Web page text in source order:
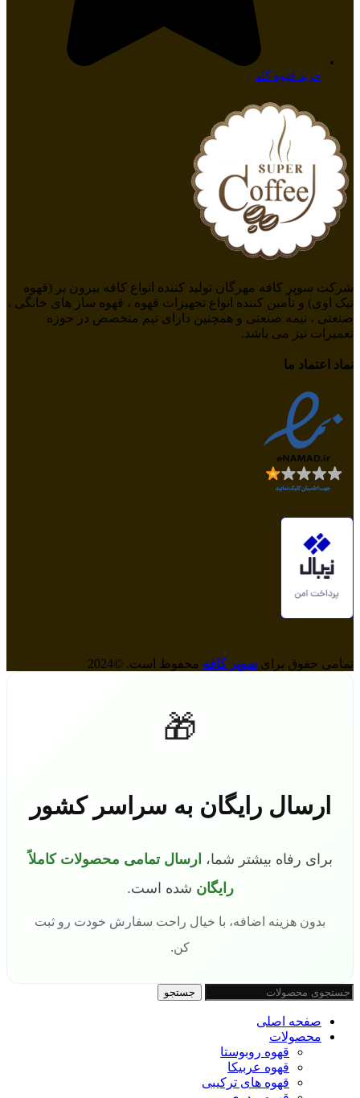
خرید قهوه گلد
شرکت سوپر کافه مهرگان تولید کننده انواع کافه بیرون بر (قهوه
تیک اوی) و تأمین کننده انواع تجهیزات قهوه ، قهوه ساز های خانگی ،
صنعتی ، نیمه صنعتی و همچنین دارای تیم متخصص در حوزه
تعمیرات نیز می باشد.
نماد اعتماد ما
تمامی حقوق برای سوپر کافه محفوظ است. ©2024
🎁
ارسال رایگان به سراسر کشور
برای رفاه بیشتر شما، ارسال تمامی محصولات کاملاً
رایگان شده است.
بدون هزینه اضافه، با خیال راحت سفارش خودت رو ثبت
کن.
جستجو
صفحه اصلی
محصولات
قهوه روبوستا
قهوه عربیکا
قهوه های ترکیبی